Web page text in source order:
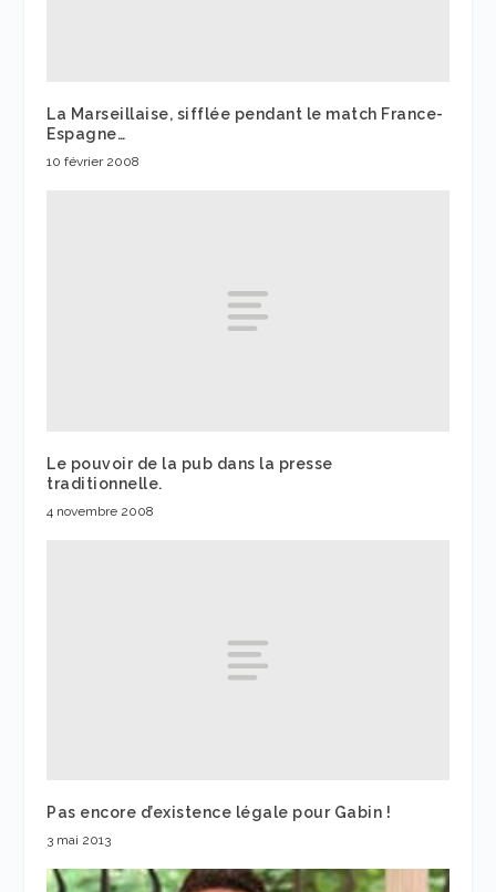
La Marseillaise, sifflée pendant le match France-
Espagne…
10 février 2008
Le pouvoir de la pub dans la presse
traditionnelle.
4 novembre 2008
Pas encore d’existence légale pour Gabin !
3 mai 2013